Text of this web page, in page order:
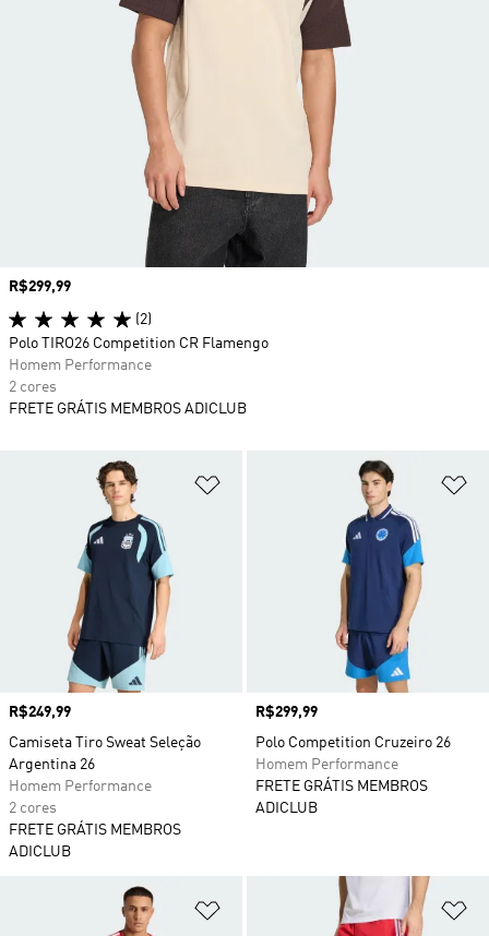
Adicionar à Lista de Desejos
Preço
R$249,99
Camiseta Tiro Sweat Seleção
Argentina 26
Homem Performance
2 cores
FRETE GRÁTIS MEMBROS
ADICLUB
Preço
R$299,99
Polo Competition Cruzeiro 26
Homem Performance
FRETE GRÁTIS MEMBROS
ADICLUB
Adicionar à Lista de Desejos
Preço
R$299,99
(2)
Polo TIRO26 Competition CR Flamengo
Homem Performance
2 cores
FRETE GRÁTIS MEMBROS ADICLUB